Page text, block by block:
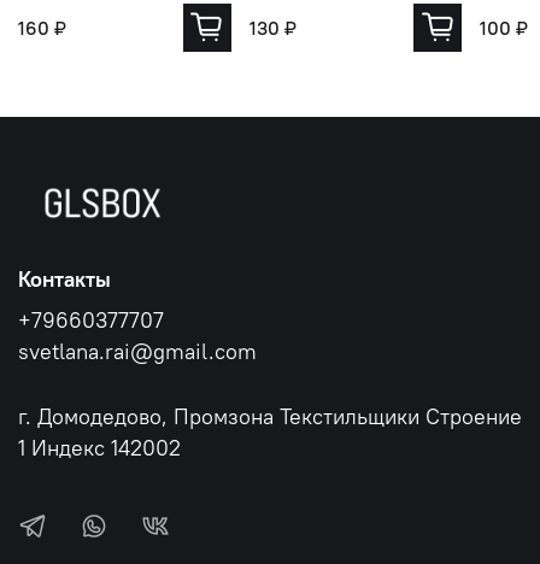
160 ₽
130 ₽
100 ₽
Контакты
+79660377707
svetlana.rai@gmail.com
г. Домодедово, Промзона Текстильщики Строение
1 Индекс 142002